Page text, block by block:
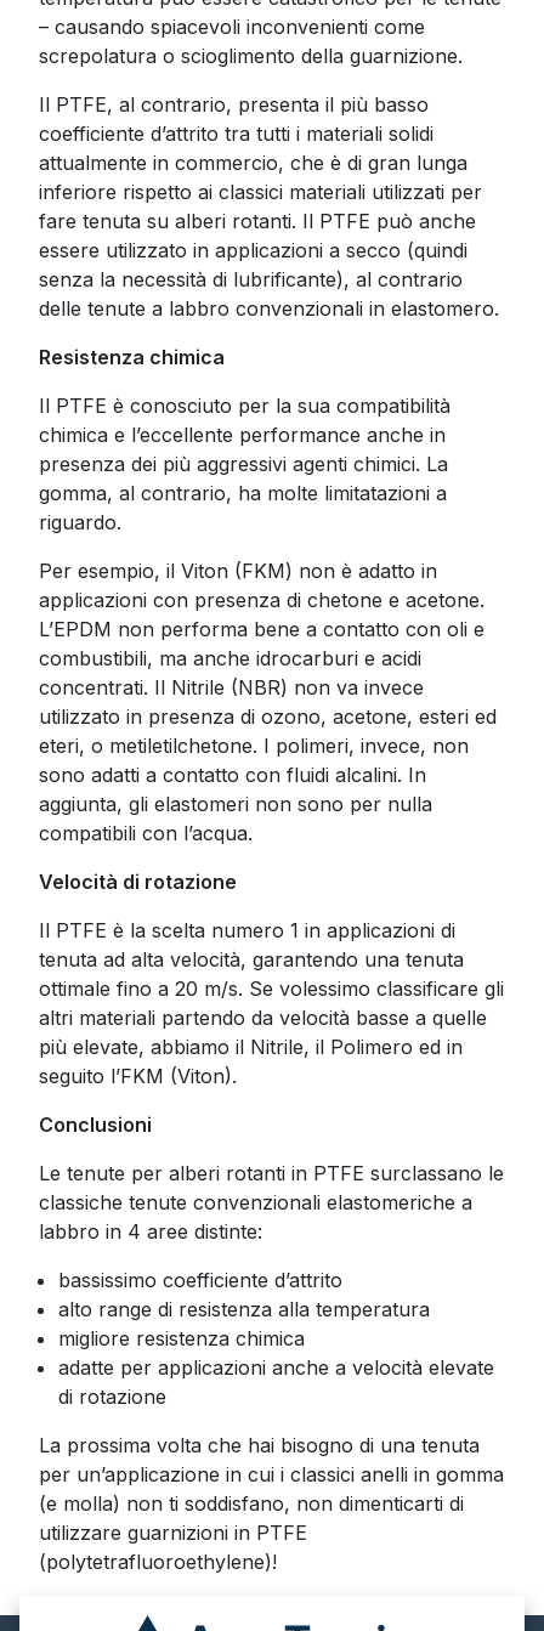
– causando spiacevoli inconvenienti come
screpolatura o scioglimento della guarnizione.
Il PTFE, al contrario, presenta il più basso
coefficiente d’attrito tra tutti i materiali solidi
attualmente in commercio, che è di gran lunga
inferiore rispetto ai classici materiali utilizzati per
fare tenuta su alberi rotanti. Il PTFE può anche
essere utilizzato in applicazioni a secco (quindi
senza la necessità di lubrificante), al contrario
delle tenute a labbro convenzionali in elastomero.
Resistenza chimica
Il PTFE è conosciuto per la sua compatibilità
chimica e l’eccellente performance anche in
presenza dei più aggressivi agenti chimici. La
gomma, al contrario, ha molte limitatazioni a
riguardo.
Per esempio, il Viton (FKM) non è adatto in
applicazioni con presenza di chetone e acetone.
L’EPDM non performa bene a contatto con oli e
combustibili, ma anche idrocarburi e acidi
concentrati. Il Nitrile (NBR) non va invece
utilizzato in presenza di ozono, acetone, esteri ed
eteri, o metiletilchetone. I polimeri, invece, non
sono adatti a contatto con fluidi alcalini. In
aggiunta, gli elastomeri non sono per nulla
compatibili con l’acqua.
Velocità di rotazione
Il PTFE è la scelta numero 1 in applicazioni di
tenuta ad alta velocità, garantendo una tenuta
ottimale fino a 20 m/s. Se volessimo classificare gli
altri materiali partendo da velocità basse a quelle
più elevate, abbiamo il Nitrile, il Polimero ed in
seguito l’FKM (Viton).
Conclusioni
Le tenute per alberi rotanti in PTFE surclassano le
classiche tenute convenzionali elastomeriche a
labbro in 4 aree distinte:
bassissimo coefficiente d’attrito
alto range di resistenza alla temperatura
migliore resistenza chimica
adatte per applicazioni anche a velocità elevate
di rotazione
La prossima volta che hai bisogno di una tenuta
per un’applicazione in cui i classici anelli in gomma
(e molla) non ti soddisfano, non dimenticarti di
utilizzare guarnizioni in PTFE
(polytetrafluoroethylene)!